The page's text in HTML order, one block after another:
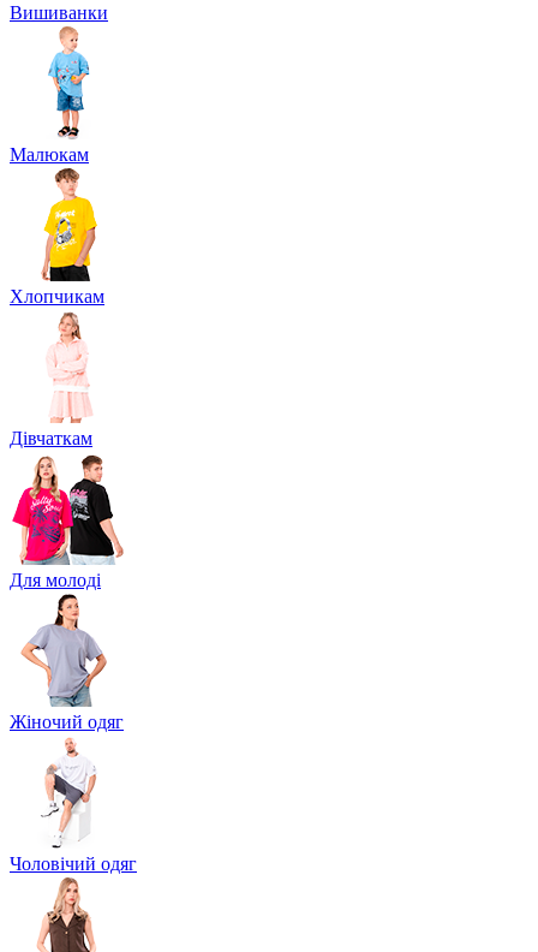
Вишиванки
Малюкам
Хлопчикам
Дівчаткам
Для молоді
Жіночий одяг
Чоловічий одяг